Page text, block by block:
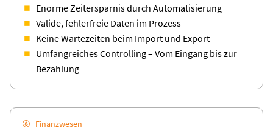
Enorme Zeitersparnis durch Automatisierung
Valide, fehlerfreie Daten im Prozess
Keine Wartezeiten beim Import und Export
Umfangreiches Controlling – Vom Eingang bis zur
Bezahlung
Finanzwesen